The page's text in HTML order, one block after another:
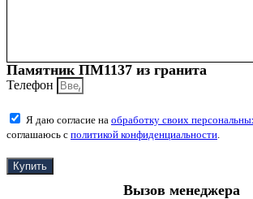
Памятник ПМ1137 из гранита
Телефон
Я даю согласие на обработку своих
соглашаюсь с политикой конфиденциальности
Купить
Вызов менеджера